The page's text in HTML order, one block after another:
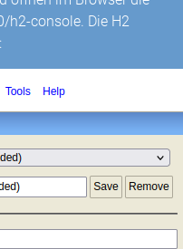
h2-console. Die H2